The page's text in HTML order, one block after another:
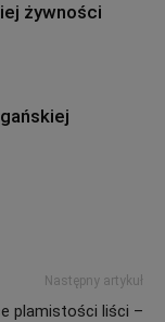
żywności
Następny artykuł
plamistości liści –